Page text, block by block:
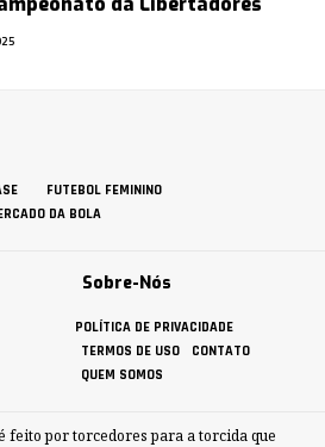
FUTEBOL FEMININO
DA BOLA
Sobre-Nós
POLÍTICA DE PRIVACIDADE
TERMOS DE USO
CONTATO
QUEM SOMOS
feito por torcedores para a torcida que